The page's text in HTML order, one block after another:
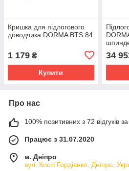
Кришка для підлогового
доводчика DORMA BTS 84
1 179 ₴
Купити
34
Про нас
100% позитивних з 72 відгуків за
Працює з 31.07.2020
м. Дніпро
вул. Кості Гордієнко, Дніпро,